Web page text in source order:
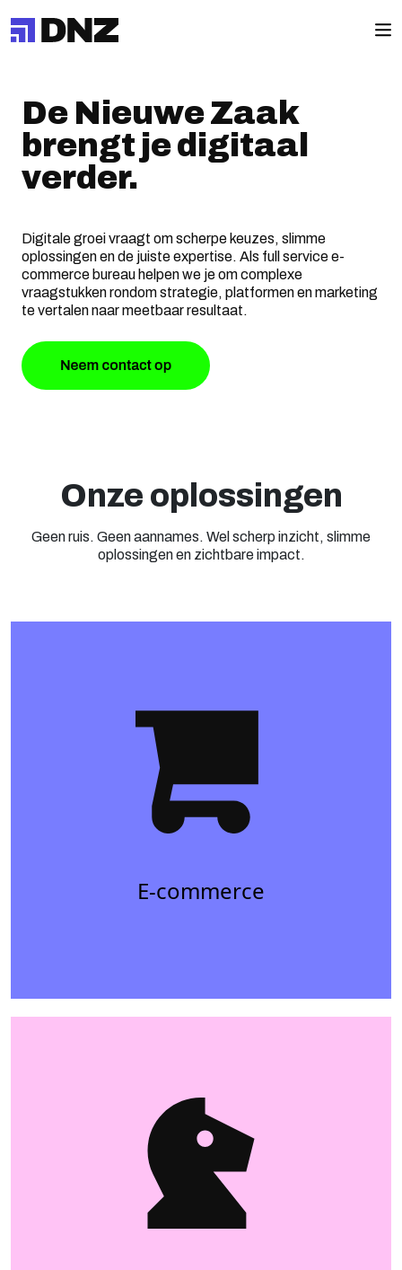
De Nieuwe Zaak
brengt je digitaal
verder.
Digitale groei vraagt om scherpe keuzes, slimme
oplossingen en de juiste expertise. Als full service e-
commerce bureau helpen we je om complexe
vraagstukken rondom strategie, platformen en marketing
te vertalen naar meetbaar resultaat.
Onze oplossingen
Geen ruis. Geen aannames. Wel scherp inzicht, slimme
oplossingen en zichtbare impact.
E-commerce